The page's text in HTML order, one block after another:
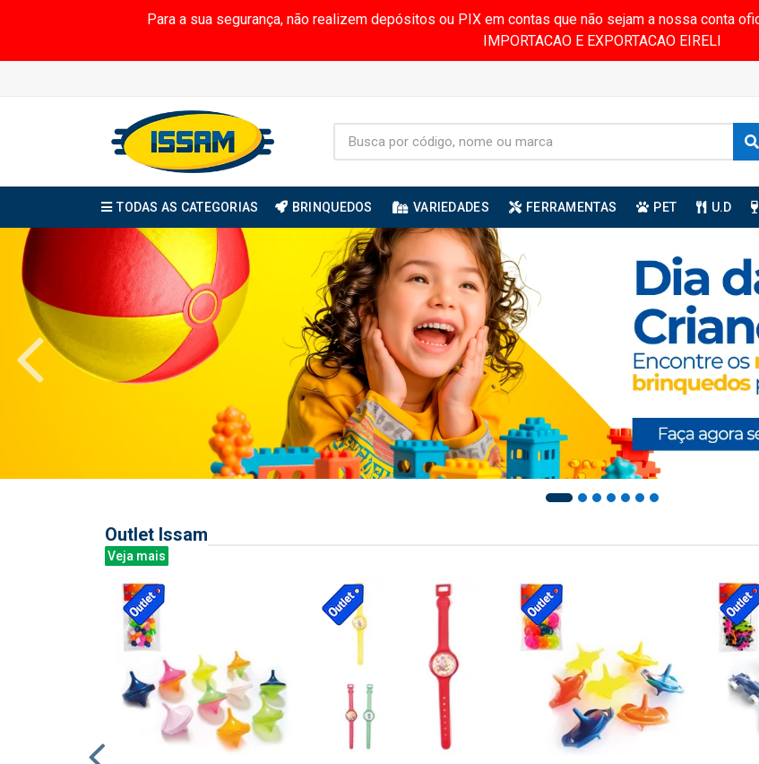
Para a sua segurança, não realizem depósitos ou PIX em contas que não sejam a nossa conta
IMPORTACAO E EXPORTACAO EIRELI
TODAS AS CATEGORIAS BRINQUEDOS VARIEDADES FERRAMENTAS PET U.D
Outlet Issam
Veja mais